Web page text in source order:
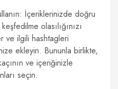
İçeriklerinizde doğru
olasılığınızı
ve ilgili hashtagleri
ekleyin. Bununla birlikte,
ve içeriğinizle
seçin.